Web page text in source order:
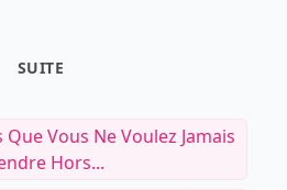
SUITE
Vous Ne Voulez Jamais
Hors...